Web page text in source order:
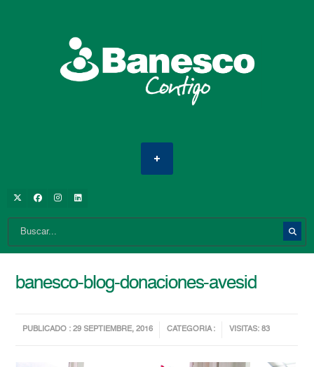
banesco-blog-donaciones-avesid
PUBLICADO : 29 SEPTIEMBRE, 2016 CATEGORIA : VISITAS: 83